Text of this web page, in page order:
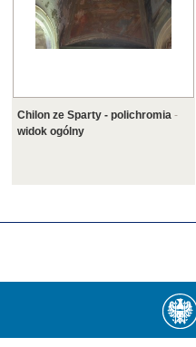
Chilon ze Sparty - polichromia -
widok ogólny